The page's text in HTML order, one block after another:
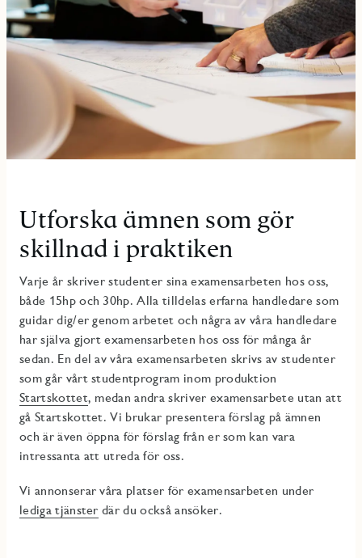
Utforska ämnen som gör
skillnad i praktiken
Varje år skriver studenter sina examensarbeten hos oss,
både 15hp och 30hp. Alla tilldelas erfarna handledare som
guidar dig/er genom arbetet och några av våra handledare
har själva gjort examensarbeten hos oss för många år
sedan. En del av våra examensarbeten skrivs av studenter
som går vårt studentprogram inom produktion
Startskottet, medan andra skriver examensarbete utan att
gå Startskottet. Vi brukar presentera förslag på ämnen
och är även öppna för förslag från er som kan vara
intressanta att utreda för oss.
Vi annonserar våra platser för examensarbeten under
lediga tjänster där du också ansöker.